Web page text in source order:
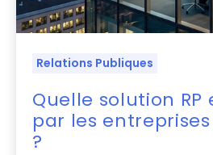
Relations Publiques
Quelle solution RP
par les entreprises
?